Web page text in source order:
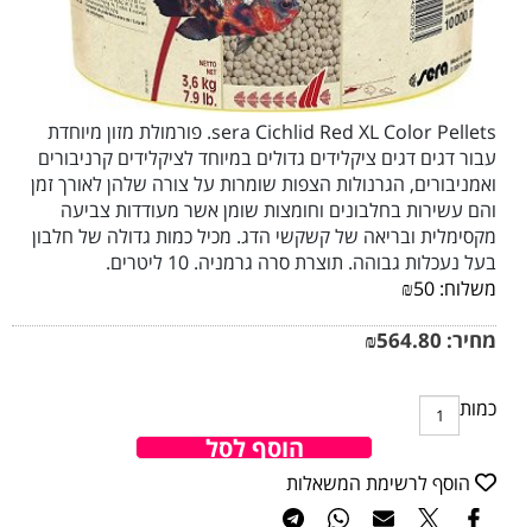
sera Cichlid Red XL Color Pellets. פורמולת מזון מיוחדת
עבור דגים דגים ציקלידים גדולים במיוחד לציקלידים קרניבורים
ואמניבורים, הגרנולות הצפות שומרות על צורה שלהן לאורך זמן
והם עשירות בחלבונים וחומצות שומן אשר מעודדות צביעה
מקסימלית ובריאה של קשקשי הדג. מכיל כמות גדולה של חלבון
בעל נעכלות גבוהה. תוצרת סרה גרמניה. 10 ליטרים.
משלוח:
₪50
מחיר: ₪564.80
כמות
הוסף לסל
הוסף לרשימת המשאלות